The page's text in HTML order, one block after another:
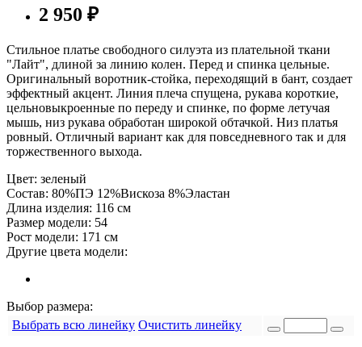
2 950 ₽
Стильное платье свободного силуэта из плательной ткани
"Лайт", длиной за линию колен. Перед и спинка цельные.
Оригинальный воротник-стойка, переходящий в бант, создает
эффектный акцент. Линия плеча спущена, рукава короткие,
цельновыкроенные по переду и спинке, по форме летучая
мышь, низ рукава обработан широкой обтачкой. Низ платья
ровный. Отличный вариант как для повседневного так и для
торжественного выхода.
Цвет: зеленый
Состав: 80%ПЭ 12%Вискоза 8%Эластан
Длина изделия: 116 см
Размер модели: 54
Рост модели: 171 см
Другие цвета модели:
Выбор размера:
Выбрать всю линейку Очистить линейку